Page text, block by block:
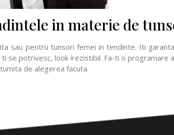
in materie de
sau pentru tunsori femei in tendinte. Iti
se potrivesc, look irezistibil. Fa-ti o programare
de alegerea facuta.